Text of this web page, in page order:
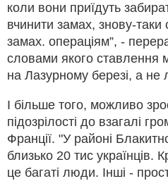
коли вони приїдуть
вчинити замах, знову-таки
замах. операціям”, -
словами якого ставлення
на Лазурному березі, а
І більше того, можливо
підозрілості до взагалі
Франції. "У районі
близько 20 тис українців.
це багаті люди. Інші -